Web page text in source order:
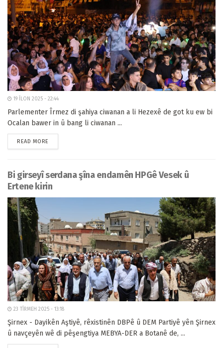
19 ÎLON 2025 - 22:44
Parlementer Îrmez di şahiya ciwanan a li Hezexê de got ku ew bi
Ocalan bawer in û bang li ciwanan ...
READ MORE
Bi girseyî serdana şîna endamên HPGê Vesek û
Ertene kirin
23 TÎRMEH 2025 - 13:18
Şirnex - Dayikên Aştiyê, rêxistinên DBPê û DEM Partiyê yên Şirnex
û navçeyên wê di pêşengtiya MEBYA-DER a Botanê de, ...